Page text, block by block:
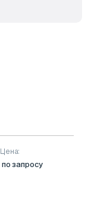
Цена:
по запросу